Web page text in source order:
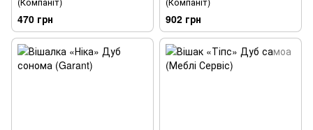
470 грн 902 грн